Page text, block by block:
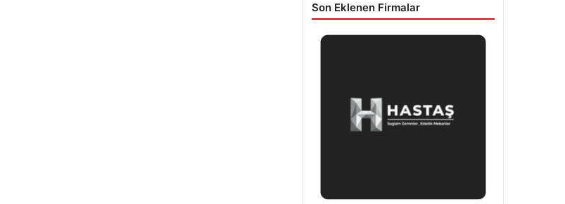
Son Eklenen Firmalar